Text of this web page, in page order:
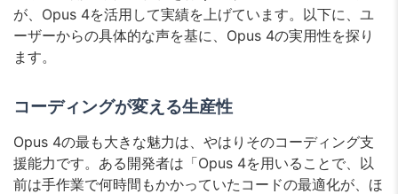
が、Opus 4を活用して実績を上げています。以下に、ユ
ーザーからの具体的な声を基に、Opus 4の実用性を探り
ます。
コーディングが変える生産性
Opus 4の最も大きな魅力は、やはりそのコーディング支
援能力です。ある開発者は「Opus 4を用いることで、以
前は手作業で何時間もかかっていたコードの最適化が、ほ